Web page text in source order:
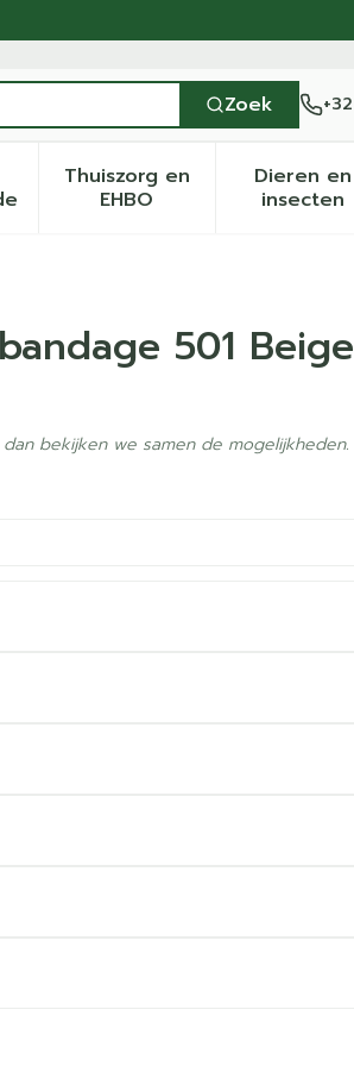
Zoek
categorie
50+ categorie
submenu voor Natuur
Thuiszorg en
EHBOToon submenu voor
Dieren en
insecten
501
bekijken we samen de mogelijkheden.